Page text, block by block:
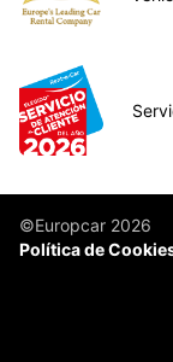
©Europcar 2026
Política de